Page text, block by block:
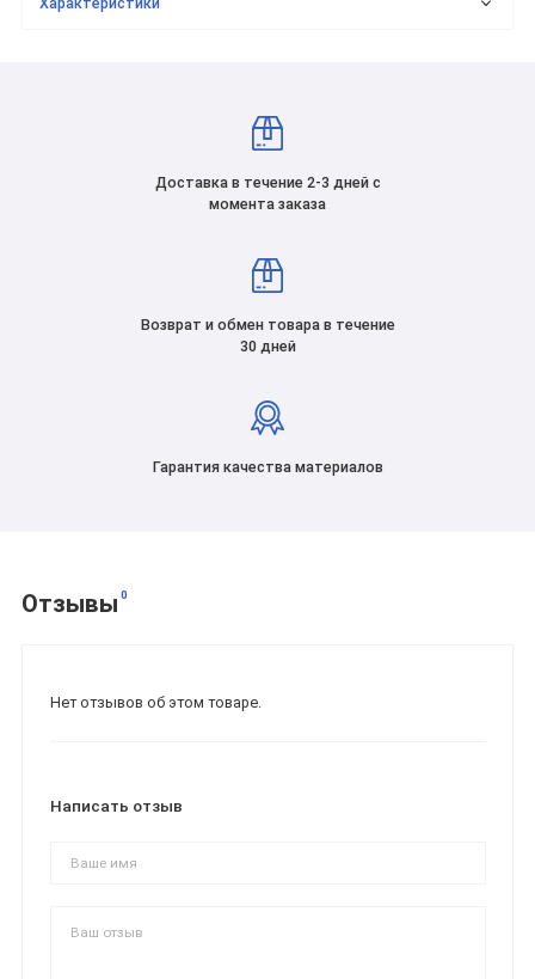
Доставка в течение 2-3 дней с
момента заказа
Возврат и обмен товара в течение
30 дней
Гарантия качества материалов
Отзывы 0
Нет отзывов об этом товаре.
Написать отзыв